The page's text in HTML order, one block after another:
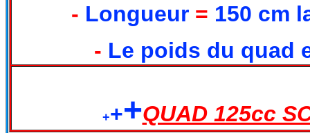
- Longueur = 150 cm
- Le poids du quad
+++QUAD 125cc